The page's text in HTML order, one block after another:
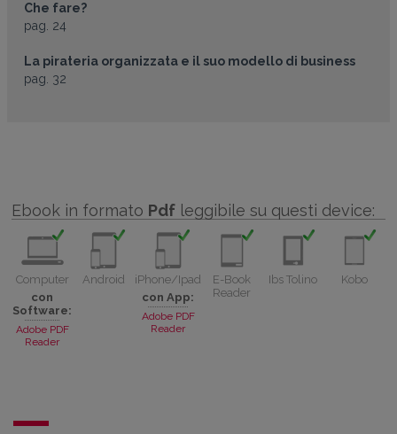
Che fare?
pag. 24
La pirateria organizzata e il suo modello di business
pag. 32
Ebook in formato Pdf leggibile su questi device:
Computer
con
Software:
Adobe PDF
Reader
Android
iPhone/Ipad
con App:
Adobe PDF
Reader
E-Book
Reader
Ibs Tolino Kobo